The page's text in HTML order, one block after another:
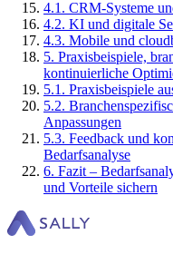
4.1 . CRM-Systeme
4.2. KI und digitale
4.3. Mobile und
5. Praxisbeispiele,
kontinuierliche
5.1 . Praxisbeispiele
5.2.
Anpassungen
5.3. Feedback und
Bedarfsanalyse
6. Fazit –
und Vorteile sichern